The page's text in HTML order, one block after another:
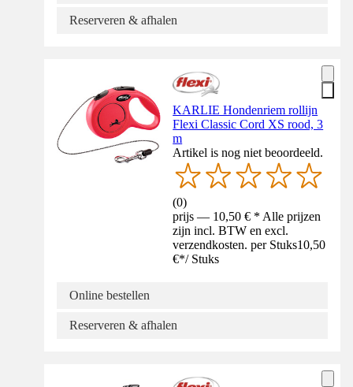
Reserveren & afhalen
KARLIE Hondenriem rollijn
Flexi Classic Cord XS rood, 3
m
Artikel is nog niet beoordeeld.
(0)
prijs — 10,50 € * Alle prijzen
zijn incl. BTW en excl.
verzendkosten. per Stuks10,50
€*/ Stuks
Online bestellen
Reserveren & afhalen